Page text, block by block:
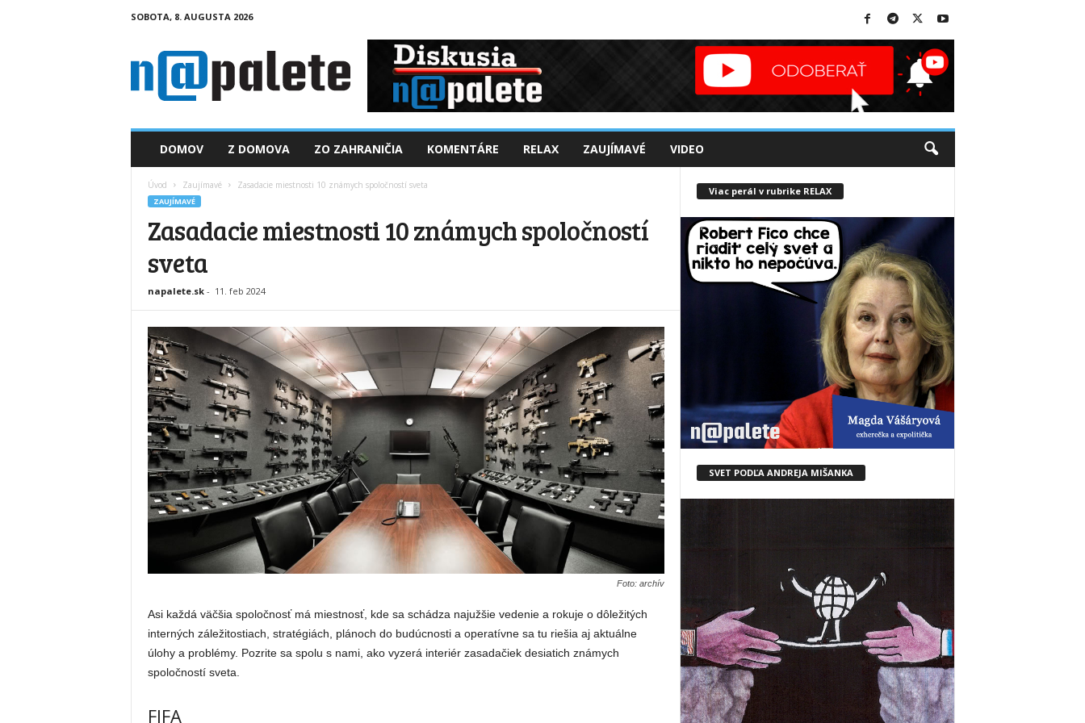
SOBOTA, 8. AUGUSTA 2026
a
DOMOV Z DOMOVA ZO ZAHRANIČIA KOMENTÁRE RELAX ZAUJÍMAVÉ VIDEO
Úvod Zaujímavé Zasadacie miestnosti 10 známych spoločností sveta
ZAUJÍMAVÉ
Zasadacie miestnosti 10 známych spoločností
sveta
napalete.sk- 11. feb 2024
Foto: archív
Asi každá väčšia spoločnosť má miestnosť, kde sa schádza najužšie vedenie a rokuje o dôležitých
interných záležitostiach, stratégiách, plánoch do budúcnosti a operatívne sa tu riešia aj aktuálne
úlohy a problémy. Pozrite sa spolu s nami, ako vyzerá interiér zasadačiek desiatich známych
spoločností sveta.
FIFA
Viac perál v rubrike RELAX
SVET PODĽA ANDREJA MIŠANKA